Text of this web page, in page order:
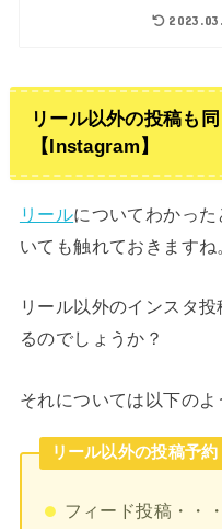
リール以外の投稿も
【Instagram】
リールについてわかっ
いても触れておきますね
リール以外のインスタ
るのでしょうか？
それについては以下のよ
リール以外の投稿予約
フィード投稿・・